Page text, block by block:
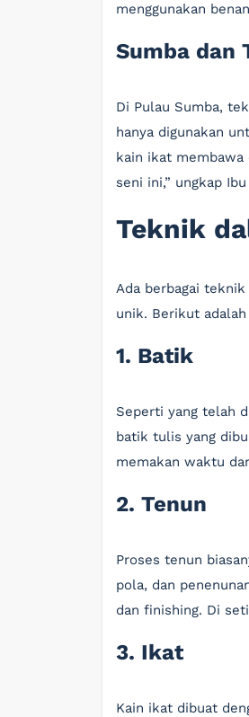
menggunakan
Sumba dan
Di Pulau Sumba,
hanya digunakan
kain ikat
seni ini,” ungkap
Teknik
Ada berbagai
unik. Berikut
1. Batik
Seperti yang telah
batik tulis yang
memakan waktu
2. Tenun
Proses tenun
pola, dan
dan finishing. Di
3. Ikat
Kain ikat dibuat